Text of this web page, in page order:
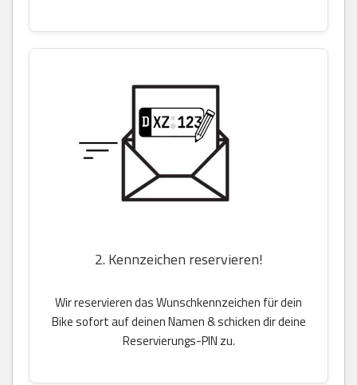
2. Kennzeichen reservieren!
Wir reservieren das Wunschkennzeichen für dein
Bike sofort auf deinen Namen & schicken dir deine
Reservierungs-PIN zu.